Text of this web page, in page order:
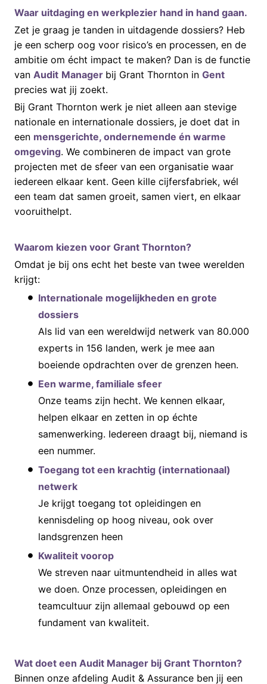
Waar uitdaging en werkplezier hand in hand gaan.
Zet je graag je tanden in uitdagende dossiers? Heb
je een scherp oog voor risico’s en processen, en de
ambitie om écht impact te maken? Dan is de functie
van Audit Manager bij Grant Thornton in Gent
precies wat jij zoekt.
Bij Grant Thornton werk je niet alleen aan stevige
nationale en internationale dossiers, je doet dat in
een mensgerichte, ondernemende én warme
omgeving. We combineren de impact van grote
projecten met de sfeer van een organisatie waar
iedereen elkaar kent. Geen kille cijfersfabriek, wél
een team dat samen groeit, samen viert, en elkaar
vooruithelpt.
Waarom kiezen voor Grant Thornton?
Omdat je bij ons echt het beste van twee werelden
krijgt:
Internationale mogelijkheden en grote
dossiers
Als lid van een wereldwijd netwerk van 80.000
experts in 156 landen, werk je mee aan
boeiende opdrachten over de grenzen heen.
Een warme, familiale sfeer
Onze teams zijn hecht. We kennen elkaar,
helpen elkaar en zetten in op échte
samenwerking. Iedereen draagt bij, niemand is
een nummer.
Toegang tot een krachtig (internationaal)
netwerk
Je krijgt toegang tot opleidingen en
kennisdeling op hoog niveau, ook over
landsgrenzen heen
Kwaliteit voorop
We streven naar uitmuntendheid in alles wat
we doen. Onze processen, opleidingen en
teamcultuur zijn allemaal gebouwd op een
fundament van kwaliteit.
Wat doet een Audit Manager bij Grant Thornton?
Binnen onze afdeling Audit & Assurance ben jij een